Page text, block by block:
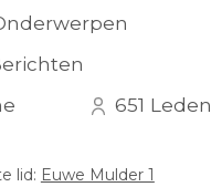
651 Leden
lid: Euwe Mulder 1